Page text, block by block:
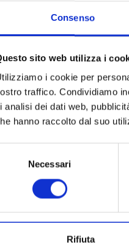
Consenso
sito web utilizza i
i cookie per
traffico. Condividiamo
analisi dei dati web,
hanno raccolto dal suo
Necessari
Rifiuta
HD fonoassorbente